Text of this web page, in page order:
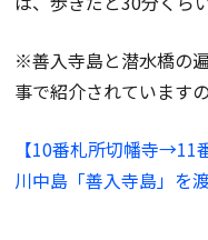
※善入寺島と潜水橋の
事で紹介されています
【10番札所切幡寺→11
川中島「善入寺島」を